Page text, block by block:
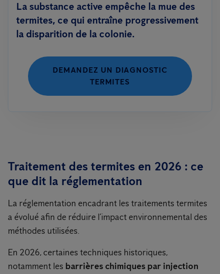
La substance active empêche la mue des
termites, ce qui entraîne progressivement
la disparition de la colonie.
DEMANDEZ UN DIAGNOSTIC
TERMITES
Traitement des termites en 2026 : ce
que dit la réglementation
La réglementation encadrant les traitements termites
a évolué afin de réduire l’impact environnemental des
méthodes utilisées.
En 2026, certaines techniques historiques,
notamment les barrières chimiques par injection